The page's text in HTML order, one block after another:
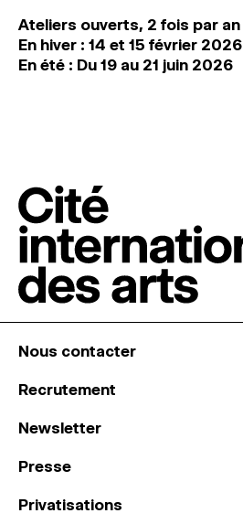
Ateliers ouverts, 2 fois par an
En hiver : 14 et 15 février 2026
En été : Du 19 au 21 juin 2026
Nous contacter
Recrutement
Newsletter
Presse
Privatisations